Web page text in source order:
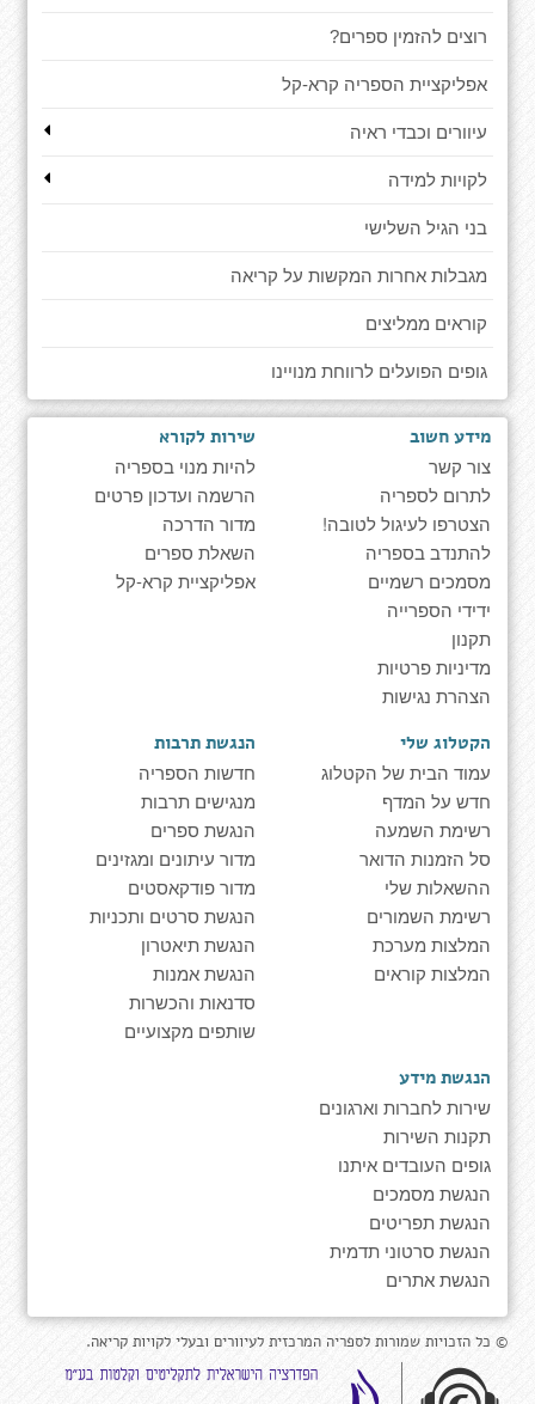
רוצים להזמין ספרים?
אפליקציית הספריה קרא-קל
עיוורים וכבדי ראיה
לקויות למידה
בני הגיל השלישי
מגבלות אחרות המקשות על קריאה
קוראים ממליצים
גופים הפועלים לרווחת מנויינו
מידע חשוב
צור קשר
לתרום לספריה
הצטרפו לעיגול לטובה!
להתנדב בספריה
מסמכים רשמיים
ידידי הספרייה
תקנון
מדיניות פרטיות
הצהרת נגישות
שירות לקורא
להיות מנוי בספריה
הרשמה ועדכון פרטים
מדור הדרכה
השאלת ספרים
אפליקציית קרא-קל
הקטלוג שלי
עמוד הבית של הקטלוג
חדש על המדף
רשימת השמעה
סל הזמנות הדואר
ההשאלות שלי
רשימת השמורים
המלצות מערכת
המלצות קוראים
הנגשת תרבות
חדשות הספריה
מנגישים תרבות
הנגשת ספרים
מדור עיתונים ומגזינים
מדור פודקאסטים
הנגשת סרטים ותכניות
הנגשת תיאטרון
הנגשת אמנות
סדנאות והכשרות
שותפים מקצועיים
הנגשת מידע
שירות לחברות וארגונים
תקנות השירות
גופים העובדים איתנו
הנגשת מסמכים
הנגשת תפריטים
הנגשת סרטוני תדמית
הנגשת אתרים
© כל הזכויות שמורות לספריה המרכזית לעיוורים ובעלי לקויות קריאה.